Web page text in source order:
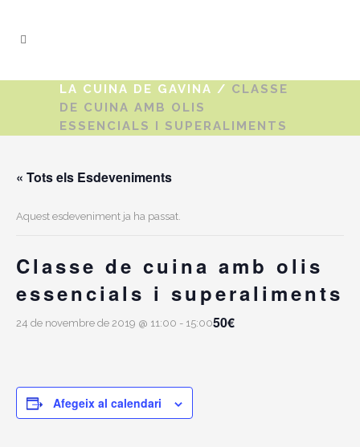
LA CUINA DE GAVINA / CLASSE
DE CUINA AMB OLIS
ESSENCIALS I SUPERALIMENTS
« Tots els Esdeveniments
Aquest esdeveniment ja ha passat.
Classe de cuina amb olis
essencials i superaliments
24 de novembre de 2019 @ 11:00 - 15:0050€
Afegeix al calendari